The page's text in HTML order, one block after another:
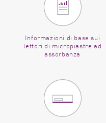
Informazioni di base sui
lettori di micropiastre ad
assorbanza